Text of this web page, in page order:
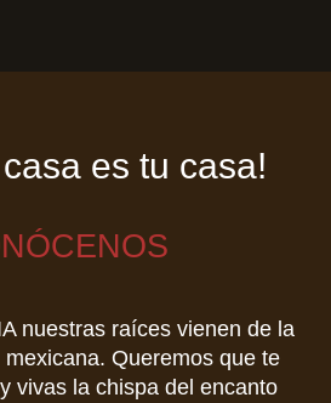
es tu casa!
nuestras raíces vienen de la
Queremos que te
vivas la chispa del encanto